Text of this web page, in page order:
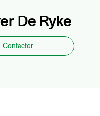
De Ryke
Contacter